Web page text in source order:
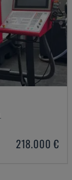
218.000 €